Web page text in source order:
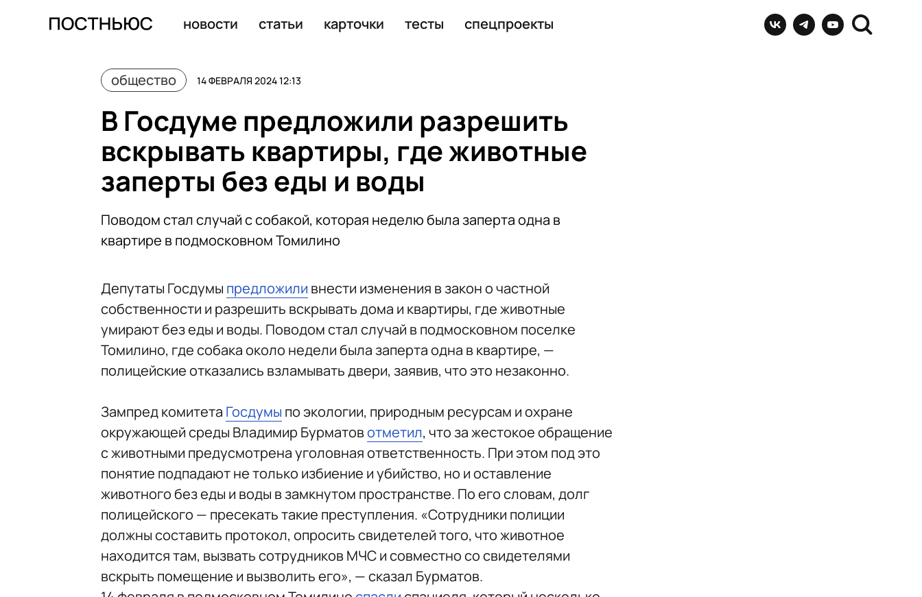
новости статьи карточки тесты спецпроекты
общество 14 ФЕВРАЛЯ 2024 12:13
В Госдуме предложили разрешить
вскрывать квартиры, где животные
заперты без еды и воды
Поводом стал случай с собакой, которая неделю была заперта одна в
квартире в подмосковном Томилино
Депутаты Госдумы предложили внести изменения в закон о частной
собственности и разрешить вскрывать дома и квартиры, где животные
умирают без еды и воды. Поводом стал случай в подмосковном поселке
Томилино, где собака около недели была заперта одна в квартире, —
полицейские отказались взламывать двери, заявив, что это незаконно.
Зампред комитета Госдумы по экологии, природным ресурсам и охране
окружающей среды Владимир Бурматовотметил, что за жестокое обращение
с животными предусмотрена уголовная ответственность. При этом под это
понятие подпадают не только избиение и убийство, но и оставление
животного без еды и воды в замкнутом пространстве. По его словам, долг
полицейского — пресекать такие преступления. «Сотрудники полиции
должны составить протокол, опросить свидетелей того, что животное
находится там, вызвать сотрудников МЧС и совместно со свидетелями
вскрыть помещение и вызволить его», — сказал Бурматов.